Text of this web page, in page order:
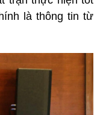
là thông tin từ